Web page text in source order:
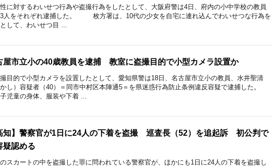
に対するわいせつ行為や盗撮行為をしたとして、大阪府警は4日、府内の小中学校の教員
人をそれぞれ逮捕した。 枚方署は、10代の少女を自宅に連れ込んでわいせつな行為を
して、わいせつ目 ...
屋市立小の40歳教員を逮捕 教室に盗撮目的で小型カメラ設置か
目的で小型カメラを設置したとして、愛知県警は18日、名古屋市立小の教員、水井聖清
かし）容疑者（40）＝同市中村区本陣通5＝を県迷惑行為防止条例違反容疑で逮捕した。
子児童の身体、服装や下着 ...
知】警察官が1日に24人の下着を盗撮 巡査長（52）を追起訴 初公判で
疑認める
スカートの中を盗撮した罪に問われている警察官が、ほかにも1日に24人の下着を盗撮し